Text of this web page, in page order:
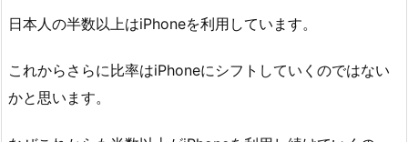
日本人の半数以上はiPhoneを利用しています。
これからさらに比率はiPhoneにシフトしていくのではない
かと思います。